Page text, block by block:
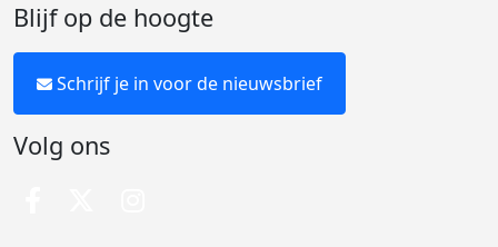
Blijf op de hoogte
Schrijf je in voor de nieuwsbrief
Volg ons